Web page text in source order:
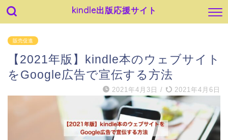
kindle出版応援サイト
販売促進
【2021年版】kindle本のウェブサイト
をGoogle広告で宣伝する方法
2021年4月3日 / 2021年4月6日